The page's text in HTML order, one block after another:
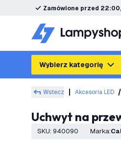
Zamówione przed 22:00,
Wybierz kategorię
Wstecz Akcesoria LED
Uchwyt na
SKU: 940090 Marka: